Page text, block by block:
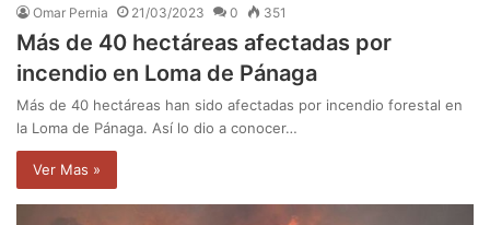
Omar Pernia 21/03/2023 0 351
Más de 40 hectáreas afectadas por
incendio en Loma de Pánaga
Más de 40 hectáreas han sido afectadas por incendio forestal en
la Loma de Pánaga. Así lo dio a conocer…
Ver Mas »